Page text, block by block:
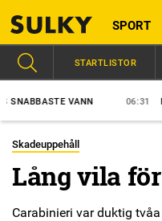
SPORT
VANN 06:31
STARTLISTOR
Skadeuppehåll
Lång vila
Carabinieri var duktig